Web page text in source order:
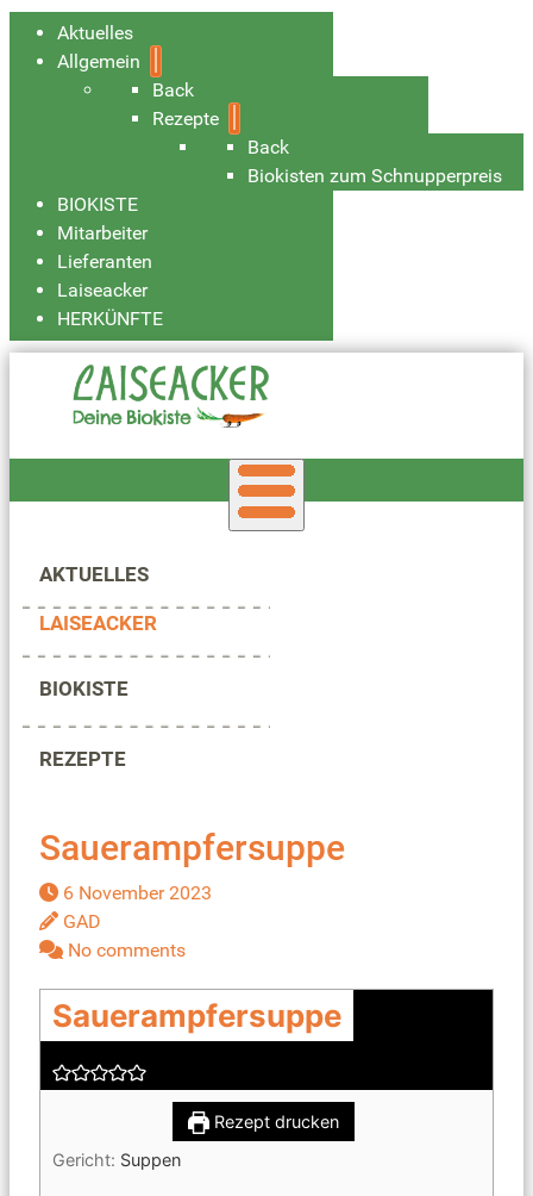
Aktuelles
Allgemein
Back
Rezepte
Back
Biokisten zum Schnupperpreis
BIOKISTE
Mitarbeiter
Lieferanten
Laiseacker
HERKÜNFTE
AKTUELLES
LAISEACKER
BIOKISTE
REZEPTE
Sauerampfersuppe
6 November 2023
GAD
No comments
Sauerampfersuppe
Rezept drucken
Gericht: Suppen